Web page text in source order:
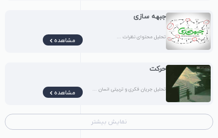
جبهه سازی
تحلیل محتوای نظرات ... مشاهده
حرکت
تحلیل جریان فکری و تربیتی انسان ... مشاهده
نمایش بیشتر